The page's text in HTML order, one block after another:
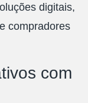
digitais,
compradores
com